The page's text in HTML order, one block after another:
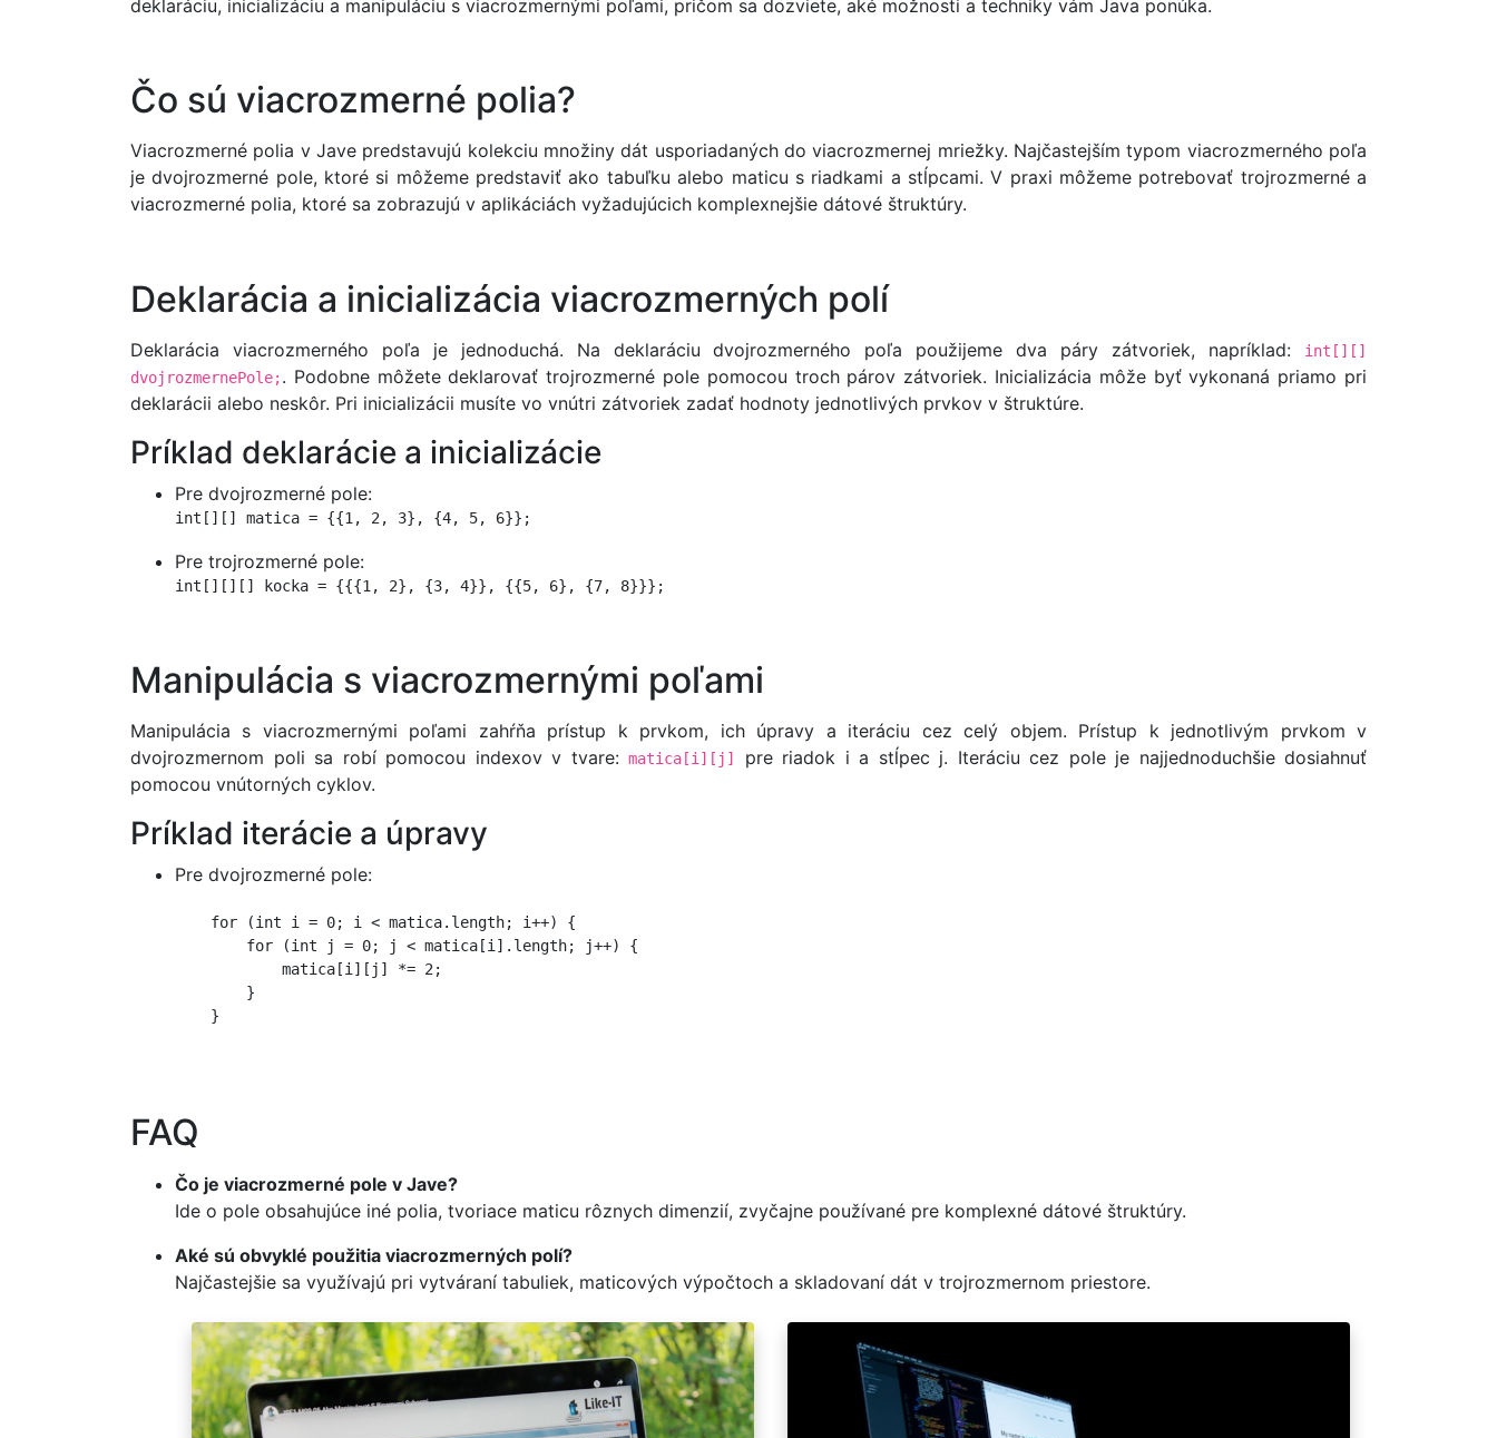
deklaráciu, inicializáciu a manipuláciu s viacrozmernými poľami, pričom sa dozviete, aké možnosti a techniky vám Java ponúka.
Čo sú viacrozmerné polia?
Viacrozmerné polia v Jave predstavujú kolekciu množiny dát usporiadaných do viacrozmernej mriežky. Najčastejším typom viacrozmerného poľa
je dvojrozmerné pole, ktoré si môžeme predstaviť ako tabuľku alebo maticu s riadkami a stĺpcami. V praxi môžeme potrebovať trojrozmerné a
viacrozmerné polia, ktoré sa zobrazujú v aplikáciách vyžadujúcich komplexnejšie dátové štruktúry.
Deklarácia a inicializácia viacrozmerných polí
Deklarácia viacrozmerného poľa je jednoduchá. Na deklaráciu dvojrozmerného poľa použijeme dva páry zátvoriek, napríklad:
int[][]
dvojrozmernePole;. Podobne môžete deklarovať trojrozmerné pole pomocou troch párov zátvoriek. Inicializácia môže byť vykonaná priamo pri
deklarácii alebo neskôr. Pri inicializácii musíte vo vnútri zátvoriek zadať hodnoty jednotlivých prvkov v štruktúre.
Príklad deklarácie a inicializácie
Pre dvojrozmerné pole:
int[][] matica = {{1, 2, 3}, {4, 5, 6}};
Pre trojrozmerné pole:
int[][][] kocka = {{{1, 2}, {3, 4}}, {{5, 6}, {7, 8}}};
Manipulácia s viacrozmernými poľami
Manipulácia s viacrozmernými poľami zahŕňa prístup k prvkom, ich úpravy a iteráciu cez celý objem. Prístup k jednotlivým prvkom v
dvojrozmernom poli sa robí pomocou indexov v tvare: matica[i][j]
pre riadok i a stĺpec j. Iteráciu cez pole je najjednoduchšie dosiahnuť
pomocou vnútorných cyklov.
Príklad iterácie a úpravy
Pre dvojrozmerné pole:
    for (int i = 0; i < matica.length; i++) {
        for (int j = 0; j < matica[i].length; j++) {
            matica[i][j] *= 2;
        }
    }
FAQ
Čo je viacrozmerné pole v Jave?
Ide o pole obsahujúce iné polia, tvoriace maticu rôznych dimenzií, zvyčajne používané pre komplexné dátové štruktúry.
Aké sú obvyklé použitia viacrozmerných polí?
Najčastejšie sa využívajú pri vytváraní tabuliek, maticových výpočtoch a skladovaní dát v trojrozmernom priestore.